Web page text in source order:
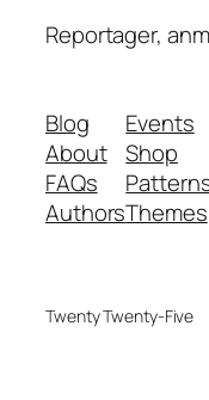
Reportager,
Blog
About
FAQs
Authors
Events
Shop
Themes
Twenty Twenty-Five